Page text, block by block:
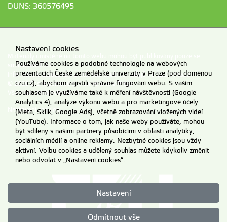
DUNS: 360576495
souhlasem ČZU.
Informace o zpracování a ochraně osobních údajů na ČZU v Praze.
© 2026 Česká zemědělská univerzita v Praze
Všechna práva vyhrazena
Nastavení cookies
Nastavení cookies
Používáme cookies a podobné technologie na webových
prezentacích České zemědělské univerzity v Praze (pod doménou
czu.cz), abychom zajistili správné fungování webu. S vaším
souhlasem je využíváme také k měření návštěvnosti (Google
Analytics 4), analýze výkonu webu a pro marketingové účely
(Meta, Sklik, Google Ads), včetně zobrazování vložených videí
(YouTube). Informace o tom, jak naše weby používáte, mohou
být sdíleny s našimi partnery působícími v oblasti analytiky,
sociálních médií a online reklamy. Nezbytné cookies jsou vždy
aktivní. Volbu cookies a udělený souhlas můžete kdykoliv změnit
nebo odvolat v „Nastavení cookies“.
Nastavení
Odmítnout vše